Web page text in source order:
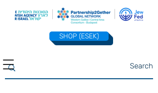
SHOP (ESEK)